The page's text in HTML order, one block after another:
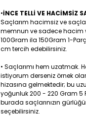
•İNCE TELLİ VE HACİMSİZ
Saçlarım hacimsiz ve
memnun ve sadece hacim
100Gram ila 150Gram 1-
cm tercih edebilirsiniz.
• Saçlarımı hem uzatmak.
istiyorum derseniz örnek
hizasına gelmektedir; bu
yoğunluk 200 - 220 Gram 5
burada saçlarınızın
seçebilirsiniz.